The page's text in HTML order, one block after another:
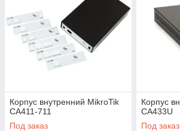
Корпус внутренний MikroTik
CA411-711
Под заказ
Корпус
CA433U
Под заказ